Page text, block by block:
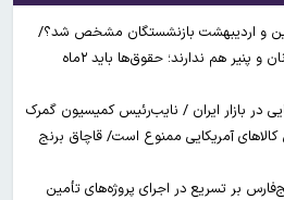
و اردیبهشت بازنشستگان مشخص شد؟/
کریمی: بازنشستگان توان خرید نان و پنیر هم ندارند؛ حقوق‌ها باید ۲ماه
در بازار ایران / نایب‌رئیس کمیسیون گمرک
کالاهای آمریکایی ممنوع است/ قاچاق برنج
بر تسریع در اجرای پروژه‌های تأمین